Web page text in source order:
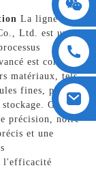
La ligne de
Ltd. est une
est conçu
matériaux, tels
fines, puis les
Grâce à
précision, notre
et une
l'efficacité